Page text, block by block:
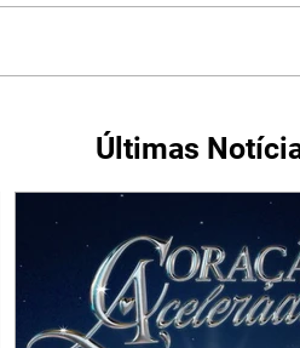
Últimas